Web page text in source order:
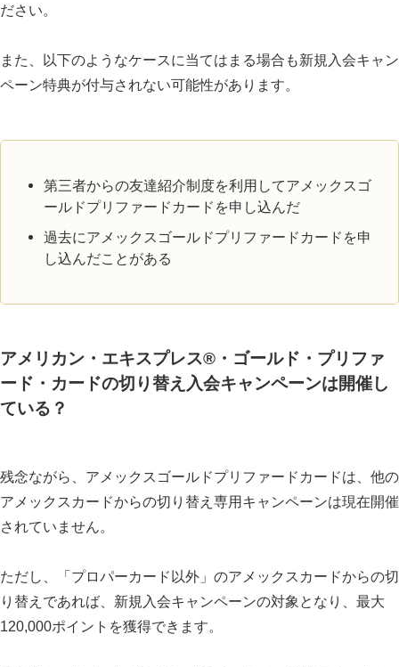
ださい。
また、以下のようなケースに当てはまる場合も新規入会キャン
ペーン特典が付与されない可能性があります。
第三者からの友達紹介制度を利用してアメックスゴ
ールドプリファードカードを申し込んだ
過去にアメックスゴールドプリファードカードを申
し込んだことがある
アメリカン・エキスプレス®・ゴールド・プリファ
ード・カードの切り替え入会キャンペーンは開催し
ている？
残念ながら、アメックスゴールドプリファードカードは、他の
アメックスカードからの切り替え専用キャンペーンは現在開催
されていません。
ただし、「プロパーカード以外」のアメックスカードからの切
り替えであれば、新規入会キャンペーンの対象となり、最大
120,000ポイントを獲得できます。